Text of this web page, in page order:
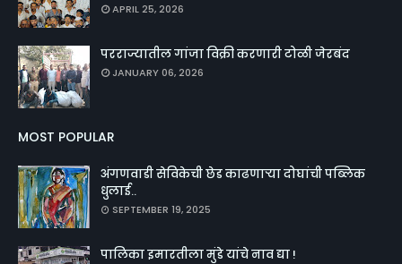
APRIL 25, 2026
परराज्यातील गांजा विक्री करणारी टोळी जेरबंद
JANUARY 06, 2026
MOST POPULAR
अंगणवाडी सेविकेची छेड काढणाऱ्या दोघांची पब्लिक
धुलाई..
SEPTEMBER 19, 2025
पालिका इमारतीला मुंडे यांचे नाव द्या !